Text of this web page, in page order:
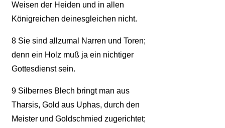
Weisen der Heiden und in allen
Königreichen deinesgleichen nicht.
8Sie sind allzumal Narren und Toren;
denn ein Holz muß ja ein nichtiger
Gottesdienst sein.
9Silbernes Blech bringt man aus
Tharsis, Gold aus Uphas, durch den
Meister und Goldschmied zugerichtet;